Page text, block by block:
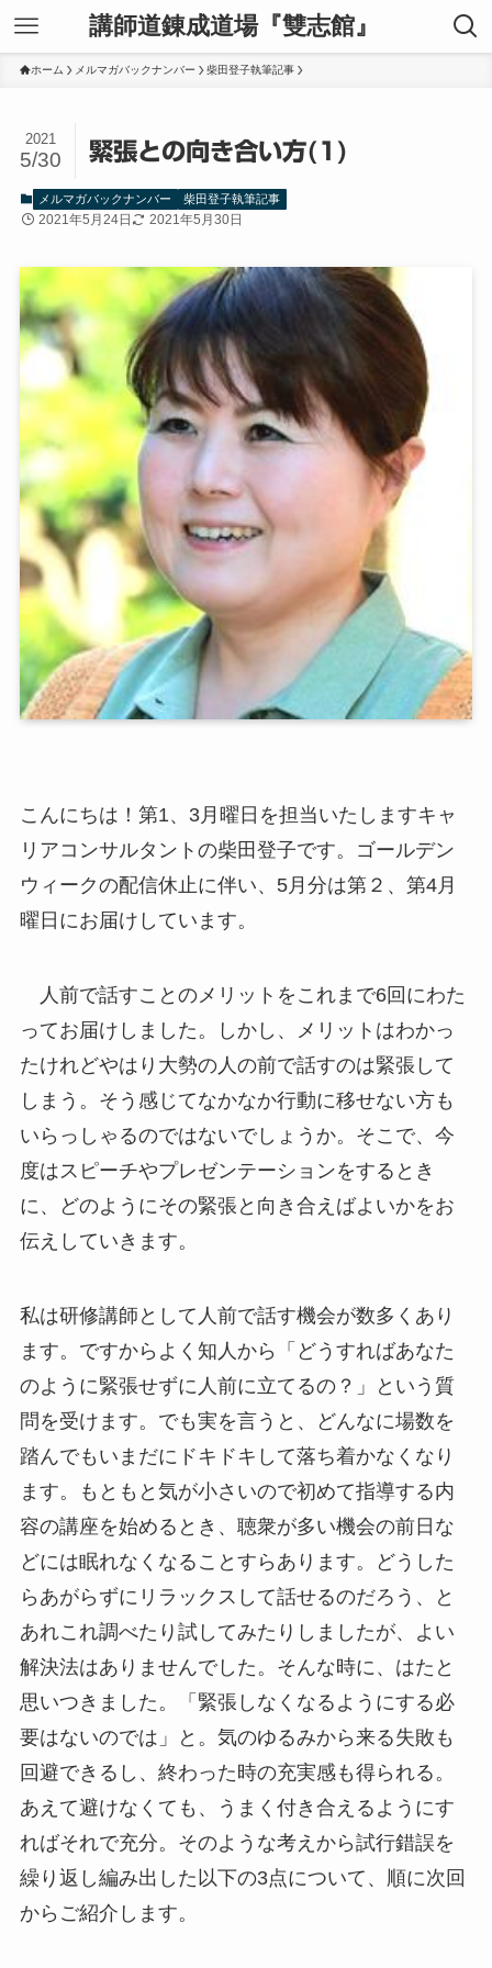
講師道錬成道場『雙志館』
ホーム メルマガバックナンバー 柴田登子執筆記事
緊張との向き合い方(1)
2021
5/30
メルマガバックナンバー 柴田登子執筆記事
2021年5月24日 2021年5月30日
こんにちは！第1、3月曜日を担当いたしますキャ
リアコンサルタントの柴田登子です。ゴールデン
ウィークの配信休止に伴い、5月分は第２、第4月
曜日にお届けしています。
人前で話すことのメリットをこれまで6回にわた
ってお届けしました。しかし、メリットはわかっ
たけれどやはり大勢の人の前で話すのは緊張して
しまう。そう感じてなかなか行動に移せない方も
いらっしゃるのではないでしょうか。そこで、今
度はスピーチやプレゼンテーションをするとき
に、どのようにその緊張と向き合えばよいかをお
伝えしていきます。
私は研修講師として人前で話す機会が数多くあり
ます。ですからよく知人から「どうすればあなた
のように緊張せずに人前に立てるの？」という質
問を受けます。でも実を言うと、どんなに場数を
踏んでもいまだにドキドキして落ち着かなくなり
ます。もともと気が小さいので初めて指導する内
容の講座を始めるとき、聴衆が多い機会の前日な
どには眠れなくなることすらあります。どうした
らあがらずにリラックスして話せるのだろう、と
あれこれ調べたり試してみたりしましたが、よい
解決法はありませんでした。そんな時に、はたと
思いつきました。「緊張しなくなるようにする必
要はないのでは」と。気のゆるみから来る失敗も
回避できるし、終わった時の充実感も得られる。
あえて避けなくても、うまく付き合えるようにす
ればそれで充分。そのような考えから試行錯誤を
繰り返し編み出した以下の3点について、順に次回
からご紹介します。